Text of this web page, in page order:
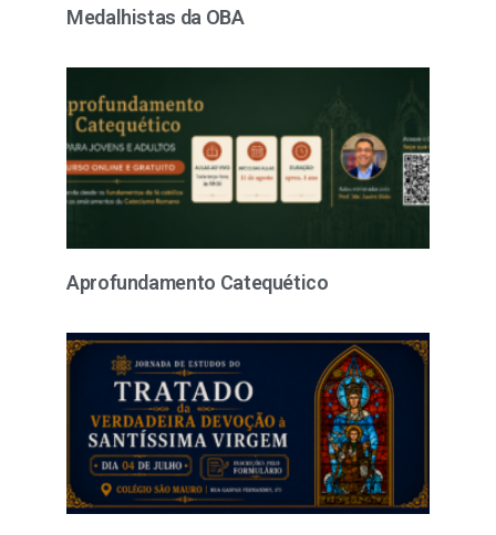
Medalhistas da OBA
Aprofundamento Catequético